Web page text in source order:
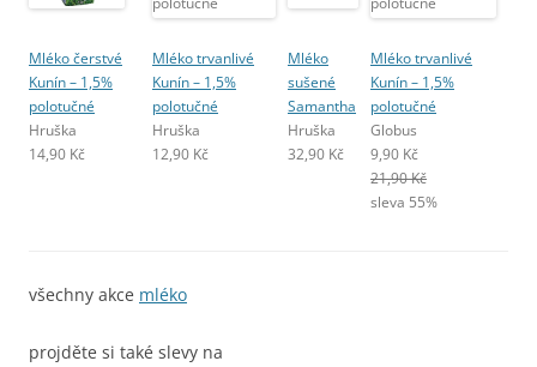
Mléko čerstvé
Kunín – 1,5%
polotučné
Hruška
14,90 Kč
Mléko trvanlivé
Kunín – 1,5%
polotučné
Hruška
12,90 Kč
Mléko
sušené
Samantha
Hruška
32,90 Kč
Mléko trvanlivé
Kunín – 1,5%
polotučné
Globus
9,90 Kč
21,90 Kč
sleva 55%
všechny akce mléko
projděte si také slevy na